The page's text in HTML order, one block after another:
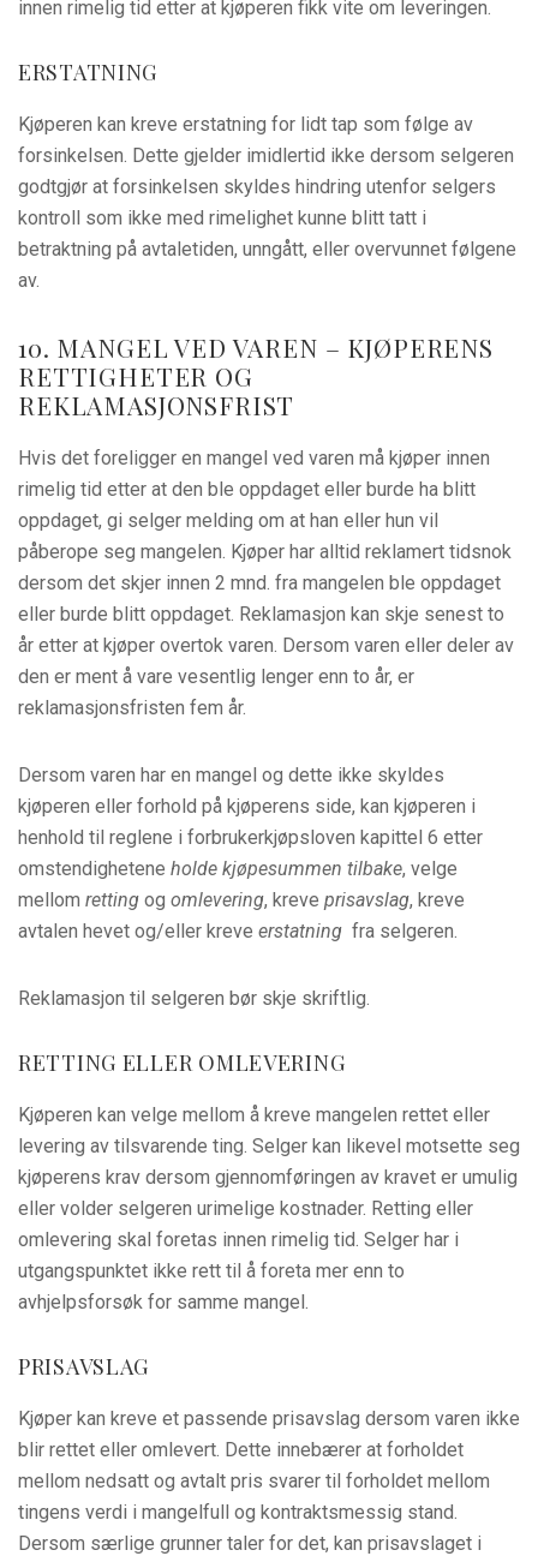
innen rimelig tid etter at kjøperen fikk vite om leveringen.
ERSTATNING
Kjøperen kan kreve erstatning for lidt tap som følge av
forsinkelsen. Dette gjelder imidlertid ikke dersom selgeren
godtgjør at forsinkelsen skyldes hindring utenfor selgers
kontroll som ikke med rimelighet kunne blitt tatt i
betraktning på avtaletiden, unngått, eller overvunnet følgene
av.
10. MANGEL VED VAREN – KJØPERENS
RETTIGHETER OG
REKLAMASJONSFRIST
Hvis det foreligger en mangel ved varen må kjøper innen
rimelig tid etter at den ble oppdaget eller burde ha blitt
oppdaget, gi selger melding om at han eller hun vil
påberope seg mangelen. Kjøper har alltid reklamert tidsnok
dersom det skjer innen 2 mnd. fra mangelen ble oppdaget
eller burde blitt oppdaget. Reklamasjon kan skje senest to
år etter at kjøper overtok varen. Dersom varen eller deler av
den er ment å vare vesentlig lenger enn to år, er
reklamasjonsfristen fem år.
Dersom varen har en mangel og dette ikke skyldes
kjøperen eller forhold på kjøperens side, kan kjøperen i
henhold til reglene i forbrukerkjøpsloven kapittel 6 etter
omstendighetene holde kjøpesummen tilbake, velge
mellom retting og omlevering, kreve prisavslag, kreve
avtalen hevet og/eller kreve erstatning fra selgeren.
Reklamasjon til selgeren bør skje skriftlig.
RETTING ELLER OMLEVERING
Kjøperen kan velge mellom å kreve mangelen rettet eller
levering av tilsvarende ting. Selger kan likevel motsette seg
kjøperens krav dersom gjennomføringen av kravet er umulig
eller volder selgeren urimelige kostnader. Retting eller
omlevering skal foretas innen rimelig tid. Selger har i
utgangspunktet ikke rett til å foreta mer enn to
avhjelpsforsøk for samme mangel.
PRISAVSLAG
Kjøper kan kreve et passende prisavslag dersom varen ikke
blir rettet eller omlevert. Dette innebærer at forholdet
mellom nedsatt og avtalt pris svarer til forholdet mellom
tingens verdi i mangelfull og kontraktsmessig stand.
Dersom særlige grunner taler for det, kan prisavslaget i